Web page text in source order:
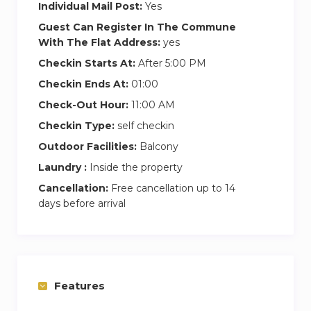
En choisissant notre logement, vous
bénéficierez d’une entrée autonome pour plus
de flexibilité et de commodité. Nous vous
enverrons toutes les instructions détaillées
quelques jours avant votre arrivée, vous
permettant ainsi d’accéder facilement à
l’appartement sans contraintes.
De plus, vous aurez la possibilité de stationner
votre véhicule en toute sécurité grâce à notre
place de parking privée en souterrain. Vous
pourrez ainsi vous déplacer en toute tranquillité
Denis. C’est l’endroit idéal pour vous détendre
Individual Mail Post: Yes
Guest Can Register In The Commune
With The Flat Address: yes
Checkin Starts At: After 5:00 PM
Checkin Ends At: 01:00
Check-Out Hour: 11:00 AM
Checkin Type: self checkin
Outdoor Facilities: Balcony
Laundry : Inside the property
Cancellation: Free cancellation up to 14
days before arrival
Features